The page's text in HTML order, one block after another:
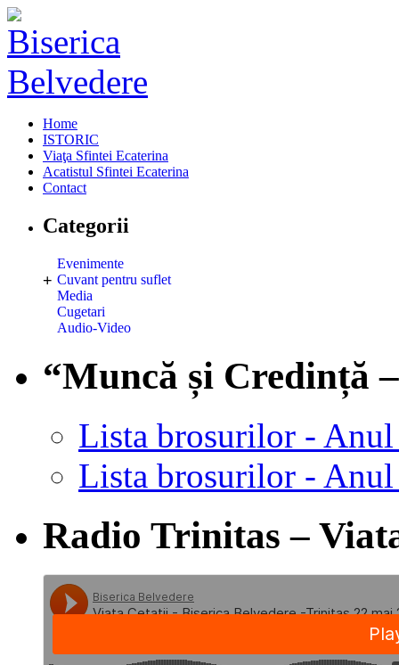
Home
ISTORIC
Viaţa Sfintei Ecaterina
Acatistul Sfintei Ecaterina
Contact
Categorii
Evenimente
+ Cuvant pentru suflet
Media
Cugetari
Audio-Video
“Muncă și Credință
Lista brosurilor -
Lista brosurilor -
Radio Trinitas –